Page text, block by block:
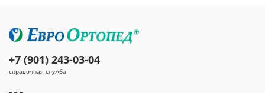
+7 (901) 243-03-04
справочная служба